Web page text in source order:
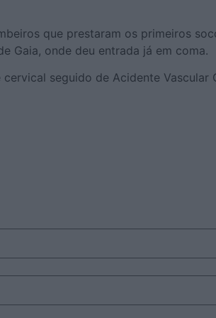
que prestaram os primeiros
Gaia, onde deu entrada já em coma.
seguido de Acidente Vascular